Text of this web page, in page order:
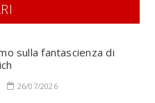
sulla fantascienza di
26/07/2026